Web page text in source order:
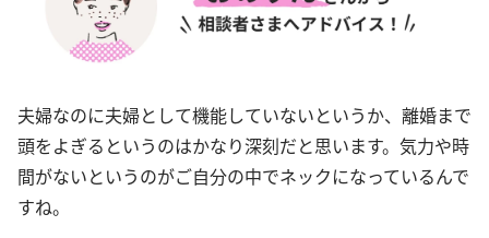
夫婦なのに夫婦として機能していないというか、離婚まで
頭をよぎるというのはかなり深刻だと思います。気力や時
間がないというのがご自分の中でネックになっているんで
すね。